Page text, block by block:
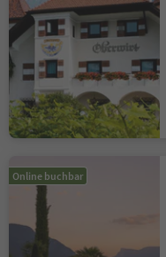
Online buchbar